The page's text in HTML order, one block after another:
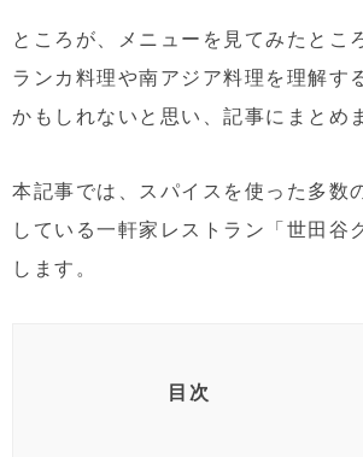
ところが、メニューを見てみたとこ
ランカ料理や南アジア料理を理解す
かもしれないと思い、記事にまとめ
本記事では、スパイスを使った多数
している一軒家レストラン「世田谷
します。
目次